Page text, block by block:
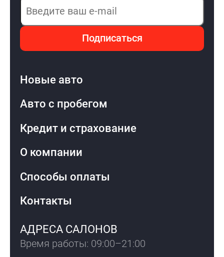
Подписаться
Новые авто
Авто с пробегом
Кредит и страхование
О компании
Способы оплаты
Контакты
АДРЕСА САЛОНОВ
Время работы: 09:00–21:00